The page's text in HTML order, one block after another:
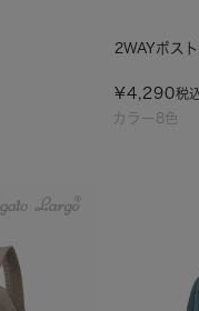
カラー8色
2WAYボス
¥4,290税